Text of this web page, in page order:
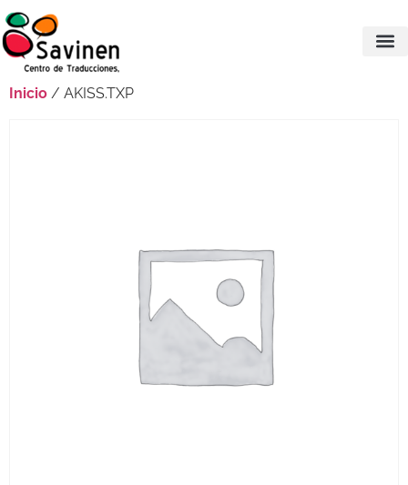
Inicio / AKISS.TXP